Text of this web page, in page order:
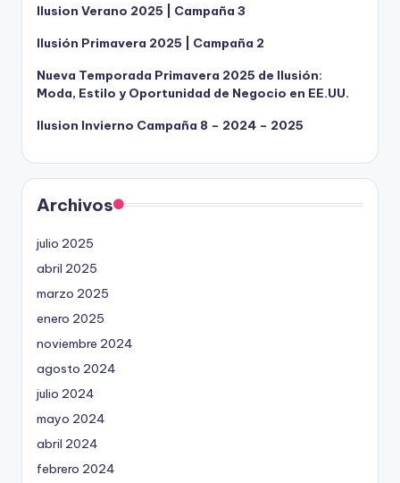
Ilusion Verano 2025 | Campaña 3
Ilusión Primavera 2025 | Campaña 2
Nueva Temporada Primavera 2025 de Ilusión:
Moda, Estilo y Oportunidad de Negocio en EE.UU.
Ilusion Invierno Campaña 8 – 2024 – 2025
Archivos
julio 2025
abril 2025
marzo 2025
enero 2025
noviembre 2024
agosto 2024
julio 2024
mayo 2024
abril 2024
febrero 2024